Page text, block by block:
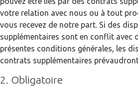
votre relation avec nous ou à tout
vous recevez de notre part. Si des
supplémentaires sont en conflit avec
présentes conditions générales, les
contrats supplémentaires
2. Obligatoire